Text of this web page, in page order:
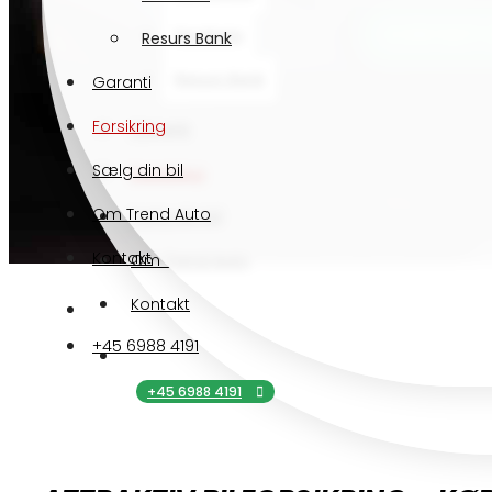
Nordania
Garanti
Forsikring
Sælg din bil
Om Trend Auto
Kontakt
+45 6988 4191
Resurs Bank
Garanti
Forsikring
Sælg din bil
Om Trend Auto
Kontakt
+45 6988 4191